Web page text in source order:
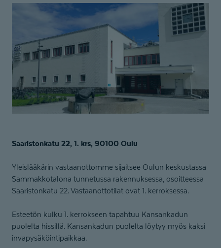
Saaristonkatu 22, 1. krs, 90100 Oulu
Yleislääkärin vastaanottomme sijaitsee Oulun keskustassa
Sammakkotalona tunnetussa rakennuksessa, osoitteessa
Saaristonkatu 22. Vastaanottotilat ovat 1. kerroksessa.
Esteetön kulku 1. kerrokseen tapahtuu Kansankadun
puolelta hissillä. Kansankadun puolelta löytyy myös kaksi
invapysäköintipaikkaa.